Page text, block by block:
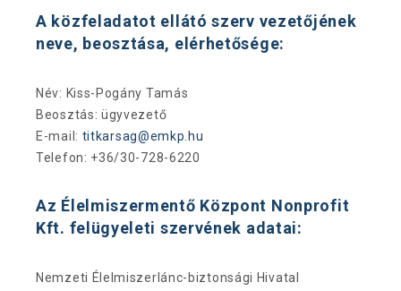
A közfeladatot ellátó szerv vezetőjének
neve, beosztása, elérhetősége:
Név: Kiss-Pogány Tamás
Beosztás: ügyvezető
E-mail: titkarsag@emkp.hu
Telefon: +36/30-728-6220
Az Élelmiszermentő Központ Nonprofit
Kft. felügyeleti szervének adatai:
Nemzeti Élelmiszerlánc-biztonsági Hivatal